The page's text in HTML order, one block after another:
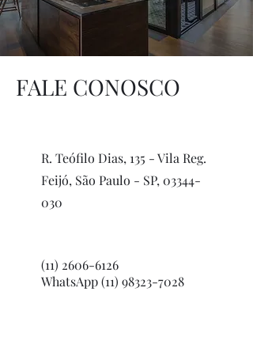
FALE CONOSCO
R. Teófilo Dias, 135 - Vila Reg.
Feijó, São Paulo - SP, 03344-
030
(11) 2606-6126
WhatsApp(11) 98323-7028